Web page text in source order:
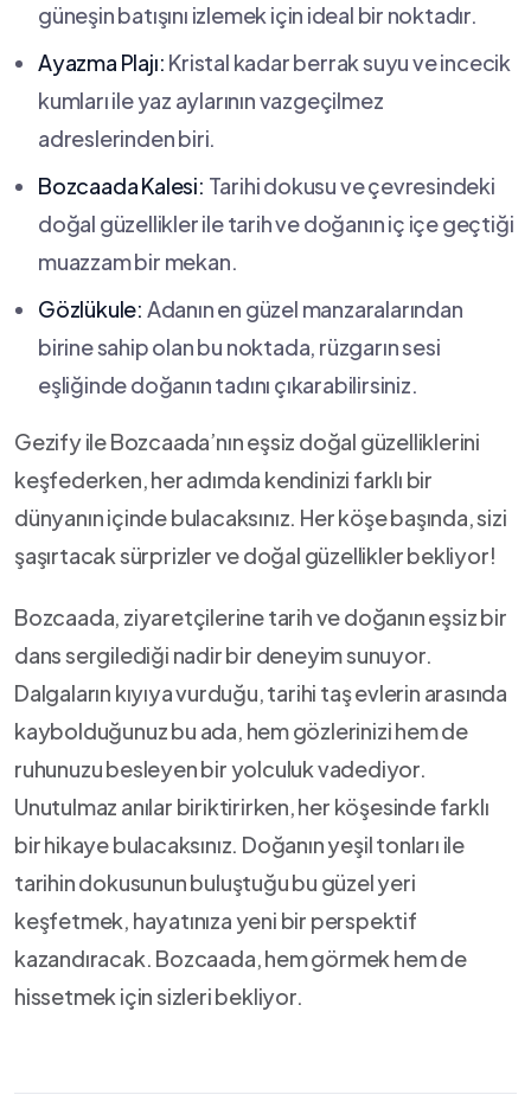
güneşin batışını izlemek için⁢ ideal bir⁤ noktadır.
Ayazma Plajı: Kristal kadar berrak suyu ‌ve incecik
kumları​ ile yaz ⁣aylarının vazgeçilmez
adreslerinden biri.
Bozcaada Kalesi: Tarihi dokusu ve çevresindeki
doğal güzellikler ile tarih ve‌ doğanın iç içe geçtiği
muazzam bir mekan.
Gözlükule: Adanın en güzel manzaralarından
birine sahip olan bu noktada, rüzgarın sesi
eşliğinde doğanın tadını çıkarabilirsiniz.
Gezify ile Bozcaada’nın eşsiz doğal güzelliklerini
keşfederken, her ⁢adımda kendinizi farklı bir
dünyanın içinde bulacaksınız. Her köşe başında, sizi
şaşırtacak sürprizler ve ⁣doğal güzellikler bekliyor!
Bozcaada,​ ziyaretçilerine tarih ve doğanın eşsiz bir
dans sergilediği ‍nadir bir deneyim sunuyor.
Dalgaların kıyıya ⁢vurduğu, tarihi taş evlerin arasında
kaybolduğunuz bu ada, hem ⁤gözlerinizi hem de‌
ruhunuzu besleyen ‌bir yolculuk vadediyor.
Unutulmaz anılar biriktirirken,⁣ her köşesinde farklı
bir hikaye bulacaksınız. Doğanın yeşil tonları ile
tarihin dokusunun​ buluştuğu bu ⁢güzel ⁢yeri
keşfetmek, hayatınıza yeni bir perspektif
kazandıracak.‌ Bozcaada, hem görmek hem⁣ de
hissetmek için sizleri bekliyor.